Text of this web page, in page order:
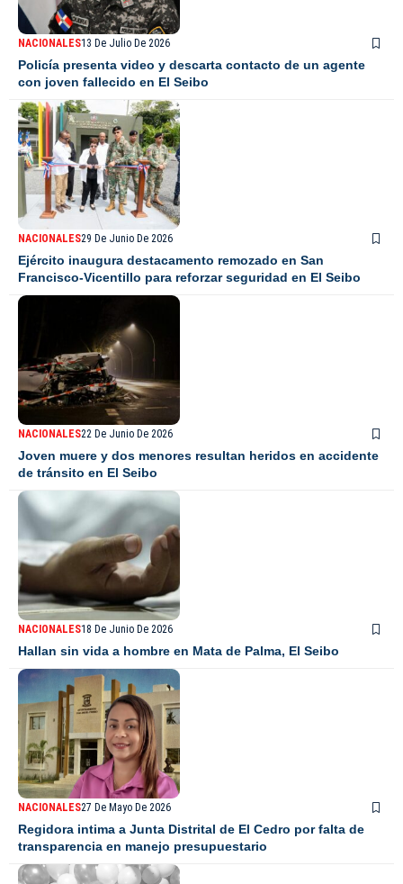
NACIONALES13 De Julio De 2026
Policía presenta video y descarta contacto de un agente
con joven fallecido en El Seibo
NACIONALES29 De Junio De 2026
Ejército inaugura destacamento remozado en San
Francisco-Vicentillo para reforzar seguridad en El Seibo
NACIONALES22 De Junio De 2026
Joven muere y dos menores resultan heridos en accidente
de tránsito en El Seibo
NACIONALES18 De Junio De 2026
Hallan sin vida a hombre en Mata de Palma, El Seibo
NACIONALES27 De Mayo De 2026
Regidora intima a Junta Distrital de El Cedro por falta de
transparencia en manejo presupuestario